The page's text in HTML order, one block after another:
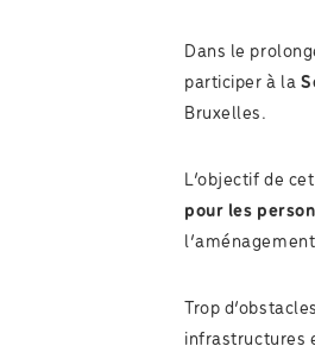
Dans le
participer à la
Bruxelles.
L’objectif de
pour les
Trop
infrastructures